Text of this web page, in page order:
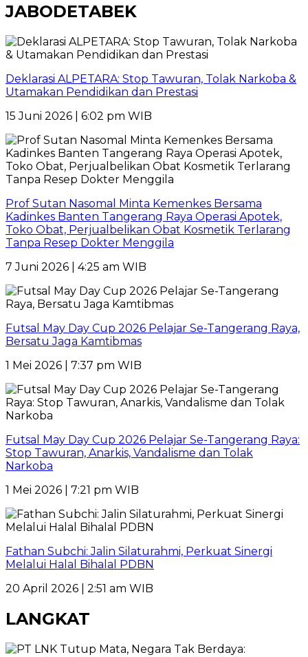
JABODETABEK
Deklarasi ALPETARA: Stop Tawuran, Tolak Narkoba &
Utamakan Pendidikan dan Prestasi
15 Juni 2026 | 6:02 pm WIB
Prof Sutan Nasomal Minta Kemenkes Bersama
Kadinkes Banten Tangerang Raya Operasi Apotek,
Toko Obat, Perjualbelikan Obat Kosmetik Terlarang
Tanpa Resep Dokter Menggila
7 Juni 2026 | 4:25 am WIB
Futsal May Day Cup 2026 Pelajar Se-Tangerang Raya,
Bersatu Jaga Kamtibmas
1 Mei 2026 | 7:37 pm WIB
Futsal May Day Cup 2026 Pelajar Se-Tangerang Raya:
Stop Tawuran, Anarkis, Vandalisme dan Tolak
Narkoba
1 Mei 2026 | 7:21 pm WIB
Fathan Subchi: Jalin Silaturahmi, Perkuat Sinergi
Melalui Halal Bihalal PDBN
20 April 2026 | 2:51 am WIB
LANGKAT